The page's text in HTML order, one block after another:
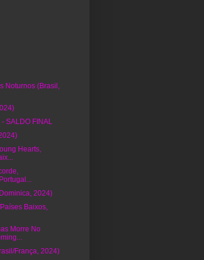
Noturnos (Brasil,
- SALDO FINAL
Hearts,
2024)
Baixos,
Morre No
França, 2024)